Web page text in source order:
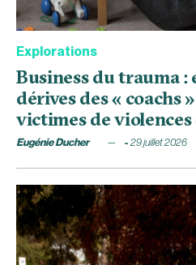
Explorations
Business du trauma :
dérives des « coachs
victimes de
Eugénie Ducher 29 juillet 2026